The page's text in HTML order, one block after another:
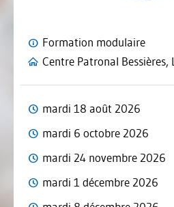
Formation modulaire
Centre Patronal Bessières,
mardi 18 août 2026
mardi 6 octobre 2026
mardi 24 novembre 2026
mardi 1 décembre 2026